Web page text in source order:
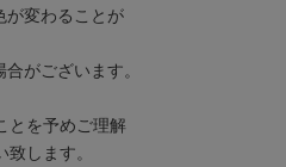
変わることが
がございます。
とを予めご理解
します。